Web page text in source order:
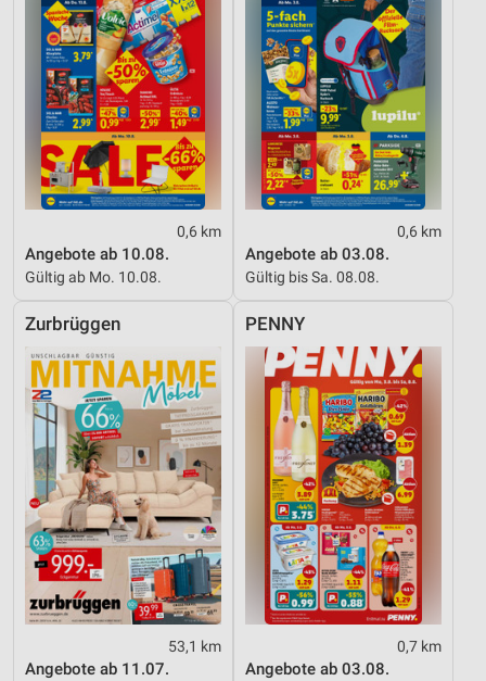
0,6 km
Angebote ab 10.08.
Gültig ab Mo. 10.08.
0,6 km
Angebote ab 03.08.
Gültig bis Sa. 08.08.
Zurbrüggen
53,1 km
Angebote ab 11.07.
PENNY
0,7 km
Angebote ab 03.08.